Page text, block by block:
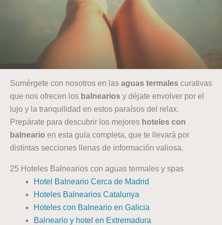
Sumérgete con nosotros en las aguas termales curativas
que nos ofrecen los balnearios y déjate envolver por el
lujo y la tranquilidad en estos paraísos del relax.
Prepárate para descubrir los mejores hoteles con
balneario en esta guía completa, que te llevará por
distintas secciones llenas de información valiosa.
25 Hoteles Balnearios con aguas termales y spas
Hotel Balneario Cerca de Madrid
Hoteles Balnearios Catalunya
Hoteles con Balneario en Galicia
Balneario y hotel en Extremadura